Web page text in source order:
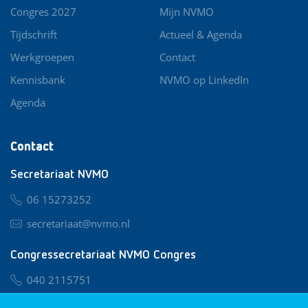
Contact
Secretariaat NVMO
06 15273252
secretariaat@nvmo.nl
Congressecretariaat NVMO Congres
040 2115751
Congres 2027
Tijdschrift
Werkgroepen
Kennisbank
Agenda
Mijn NVMO
Actueel & Agenda
Contact
NVMO op LinkedIn